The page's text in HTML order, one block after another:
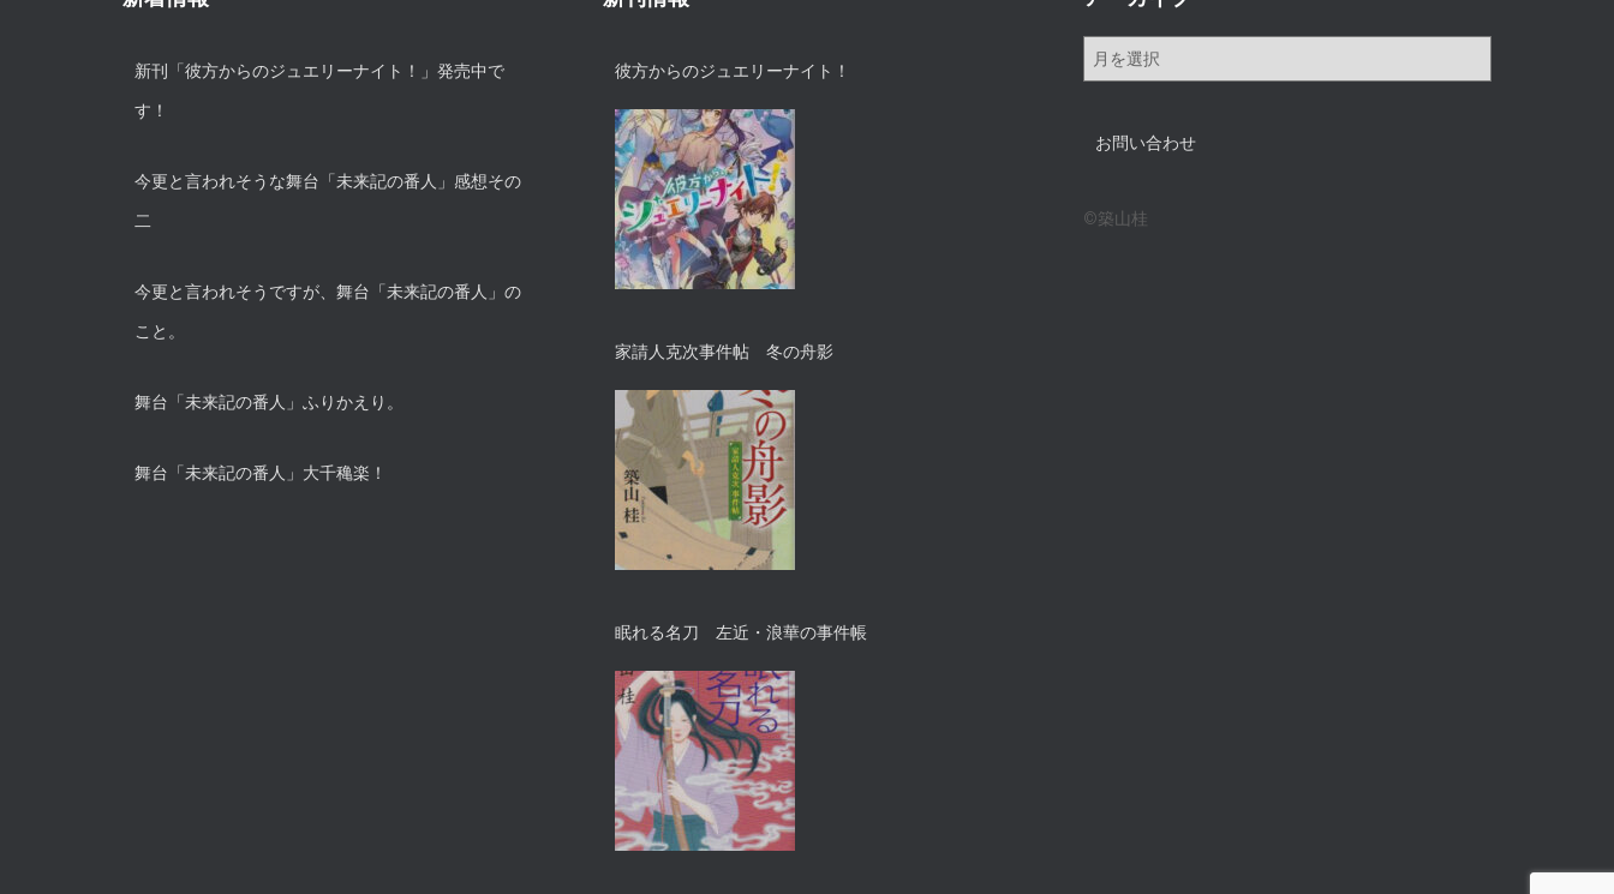
新刊「彼方からのジュエリーナイト！」発売中で
す！
今更と言われそうな舞台「未来記の番人」感想その
二
今更と言われそうですが、舞台「未来記の番人」の
こと。
舞台「未来記の番人」ふりかえり。
舞台「未来記の番人」大千穐楽！
彼方からのジュエリーナイト！
家請人克次事件帖 冬の舟影
眠れる名刀 左近・浪華の事件帳
ア
ブ
お問い合わせ
©築山桂